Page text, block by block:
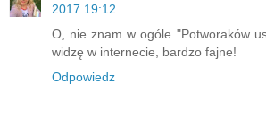
2017 19:12
O, nie znam w ogóle "Potworaków
widzę w internecie, bardzo fajne!
Odpowiedz